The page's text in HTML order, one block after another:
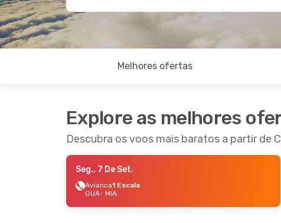
Melhores ofertas
Explore as melhores
Descubra os voos mais baratos a partir de
Seg., 7 De Set.
Avianca1 Escala
GUA- MIA